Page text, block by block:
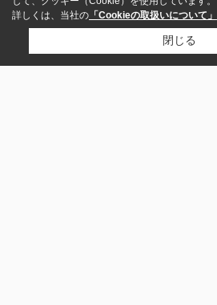
詳しくは、当社の 「Cookieの取扱いについて」
閉じる